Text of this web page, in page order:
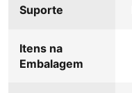
Suporte
Itens na
Embalagem